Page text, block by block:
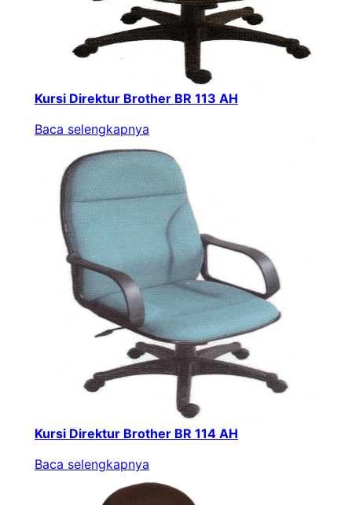
Kursi Direktur Brother BR 113 AH
Baca selengkapnya
Kursi Direktur Brother BR 114 AH
Baca selengkapnya